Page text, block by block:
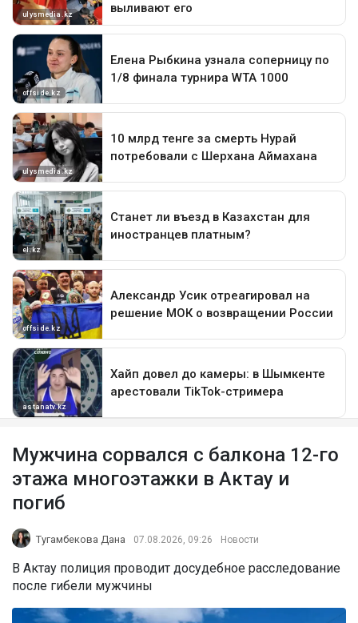
Мужчина сорвался с балкона 12-го
этажа многоэтажки в Актау и
погиб
Тугамбекова Дана 07.08.2026, 09:26 Новости
В Актау полиция проводит досудебное расследование
после гибели мужчины